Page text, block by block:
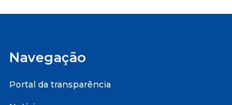
Navegação
Portal da transparência